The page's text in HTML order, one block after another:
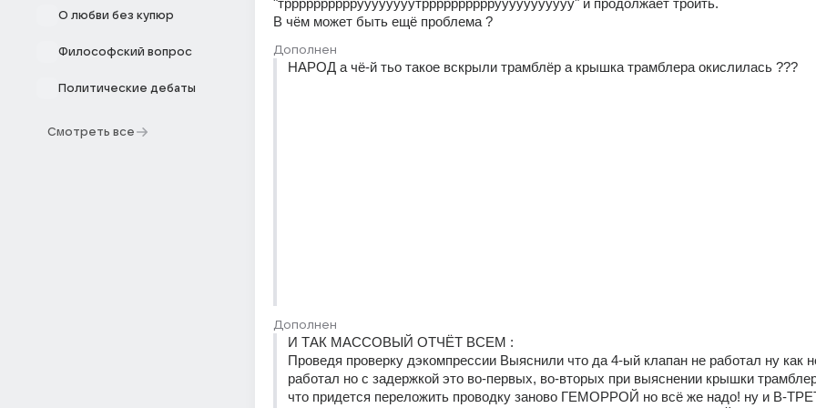
О любви без купюр
Философский вопрос
Политические дебаты
Смотреть все
"трррррррррруууууууутррррррррррууууууууууу" и продолжает троить.
В чём может быть ещё проблема ?
Дополнен
НАРОД а чё-й тьо такое вскрыли трамблёр а крышка трамблера окислилась ???
Дополнен
И ТАК МАССОВЫЙ ОТЧЁТ ВСЕМ :
Проведя проверку дэкомпрессии Выяснили что да 4-ый клапан не работал ну как
работал но с задержкой это во-первых, во-вторых при выяснении крышки
что придется переложить проводку заново ГЕМОРРОЙ но всё же надо! ну и В-